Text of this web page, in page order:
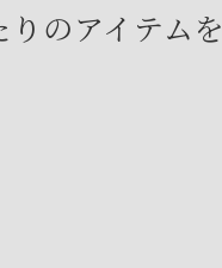
のアイテムを